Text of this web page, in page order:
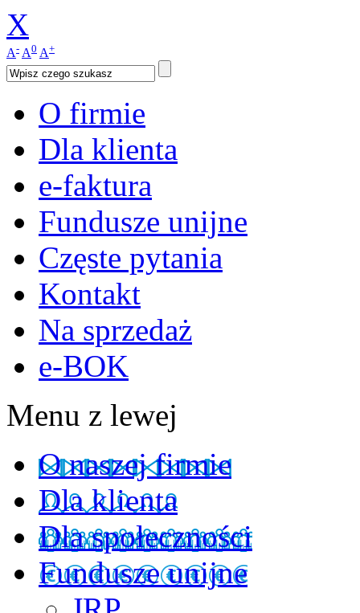
X
A- A0 A+
O firmie
Dla klienta
e-faktura
Fundusze unijne
Częste pytania
Kontakt
Na sprzedaż
e-BOK
Menu z lewej
O naszej firmie
Dla klienta
Dla społeczności
Fundusze unijne